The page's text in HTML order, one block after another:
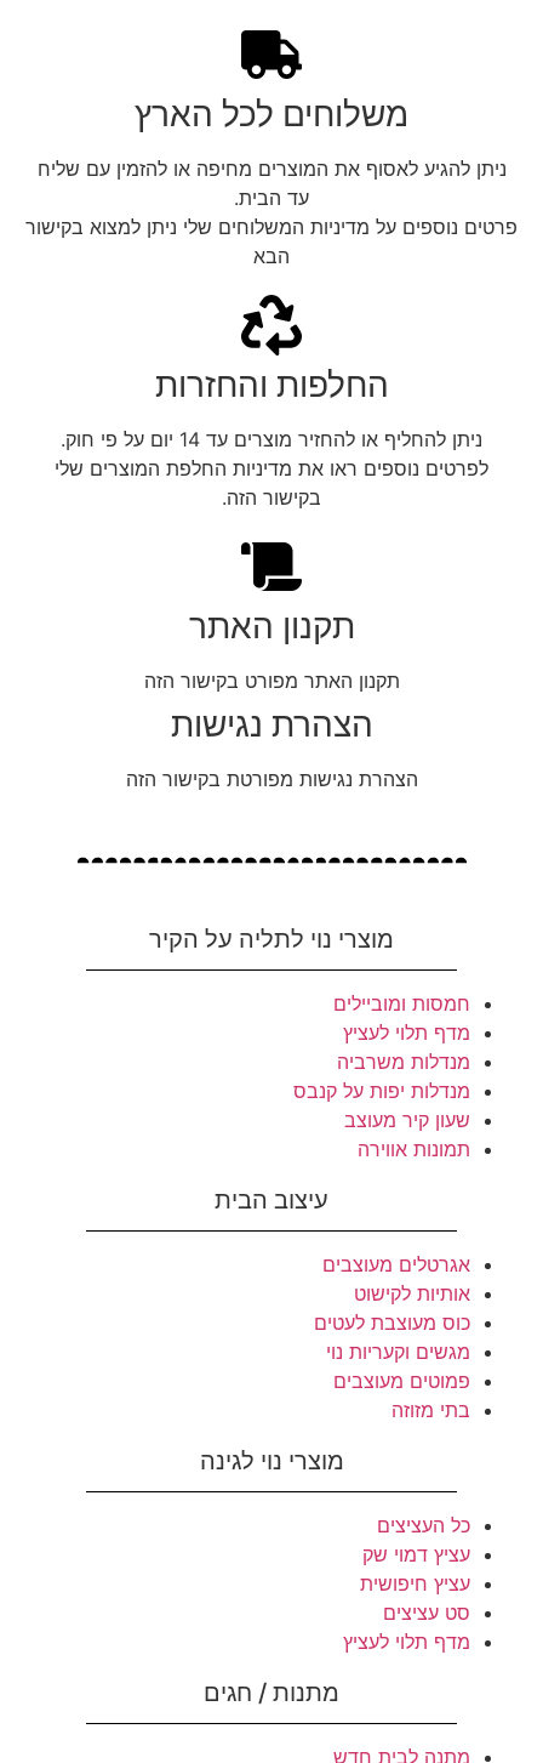
משלוחים לכל הארץ
ניתן להגיע לאסוף את המוצרים מחיפה או להזמין עם שליח
עד הבית.
פרטים נוספים על מדיניות המשלוחים שלי ניתן למצוא בקישור
הבא
החלפות והחזרות
ניתן להחליף או להחזיר מוצרים עד 14 יום על פי חוק.
לפרטים נוספים ראו את מדיניות החלפת המוצרים שלי
בקישור הזה.
תקנון האתר
תקנון האתר מפורט בקישור הזה
הצהרת נגישות
הצהרת נגישות מפורטת בקישור הזה
מוצרי נוי לתליה על הקיר
חמסות ומוביילים
מדף תלוי לעציץ
מנדלות משרביה
מנדלות יפות על קנבס
שעון קיר מעוצב
תמונות אווירה
עיצוב הבית
אגרטלים מעוצבים
אותיות לקישוט
כוס מעוצבת לעטים
מגשים וקעריות נוי
פמוטים מעוצבים
בתי מזוזה
מוצרי נוי לגינה
כל העציצים
עציץ דמוי שק
עציץ חיפושית
סט עציצים
מדף תלוי לעציץ
מתנות / חגים
מתנה לבית חדש